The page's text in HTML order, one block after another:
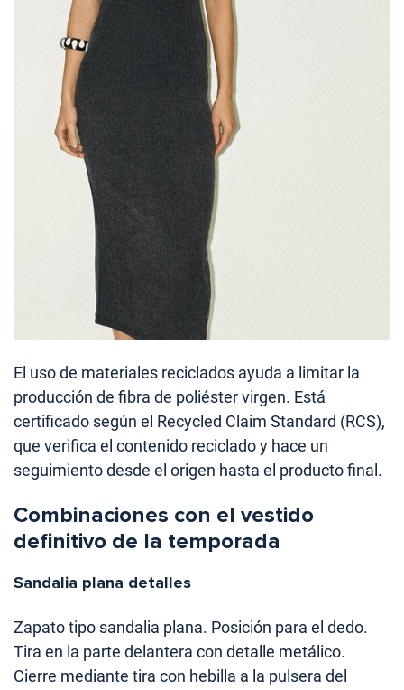
El uso de materiales reciclados ayuda a limitar la
producción de fibra de poliéster virgen. Está
certificado según el Recycled Claim Standard (RCS),
que verifica el contenido reciclado y hace un
seguimiento desde el origen hasta el producto final.
Combinaciones con el vestido
definitivo de la temporada
Sandalia plana detalles
Zapato tipo sandalia plana. Posición para el dedo.
Tira en la parte delantera con detalle metálico.
Cierre mediante tira con hebilla a la pulsera del